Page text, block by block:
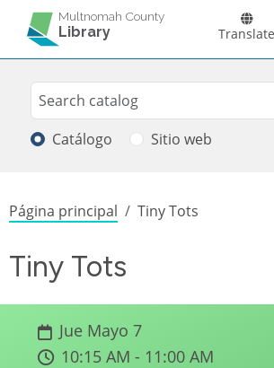
Pasar al contenido principal
Multnomah County
Library Translate
Search
Buscar
Catálogo Sitio web
Sobrescribir enlaces
Página principal Tiny Tots
Tiny Tots
Jue Mayo 7
10:15 AM - 11:00 AM